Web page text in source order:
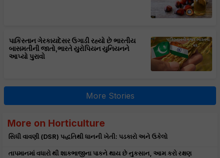
પાકિસ્તાન ગેરકાયદેસર ઉગાડી રહ્યો છે ભારતીય
બાસમતીની જાતો,ભારતે યુરોપિયન યુનિયનને
આપ્યો પુરાવો
More Stories
More on Horticulture
સિધી વાવણી (DSR) પદ્ધતિથી ધાનની ખેતી: પડકારો અને ઉકેલો
તાપમાનમાં વધારો થી શાકભાજીના પાકને થાય છે નુકસાન, આમ કરો રક્ષણ